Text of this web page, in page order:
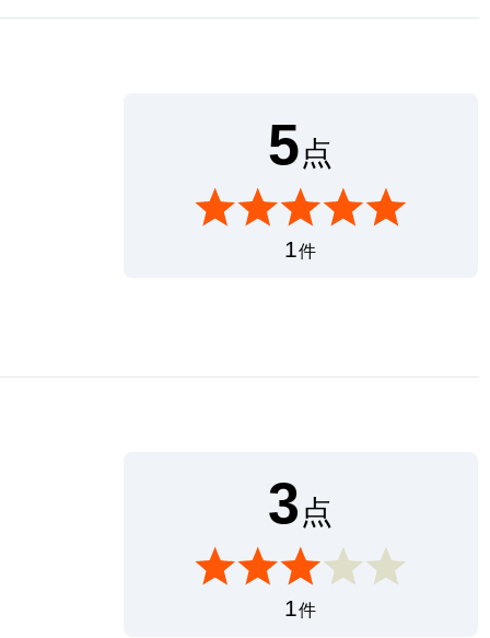
5点
1件
3点
1件